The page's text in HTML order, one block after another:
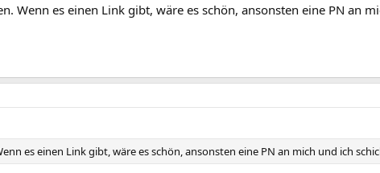
Wenn es einen Link gibt, wäre es schön, ansonsten eine PN an
es einen Link gibt, wäre es schön, ansonsten eine PN an mich und ich